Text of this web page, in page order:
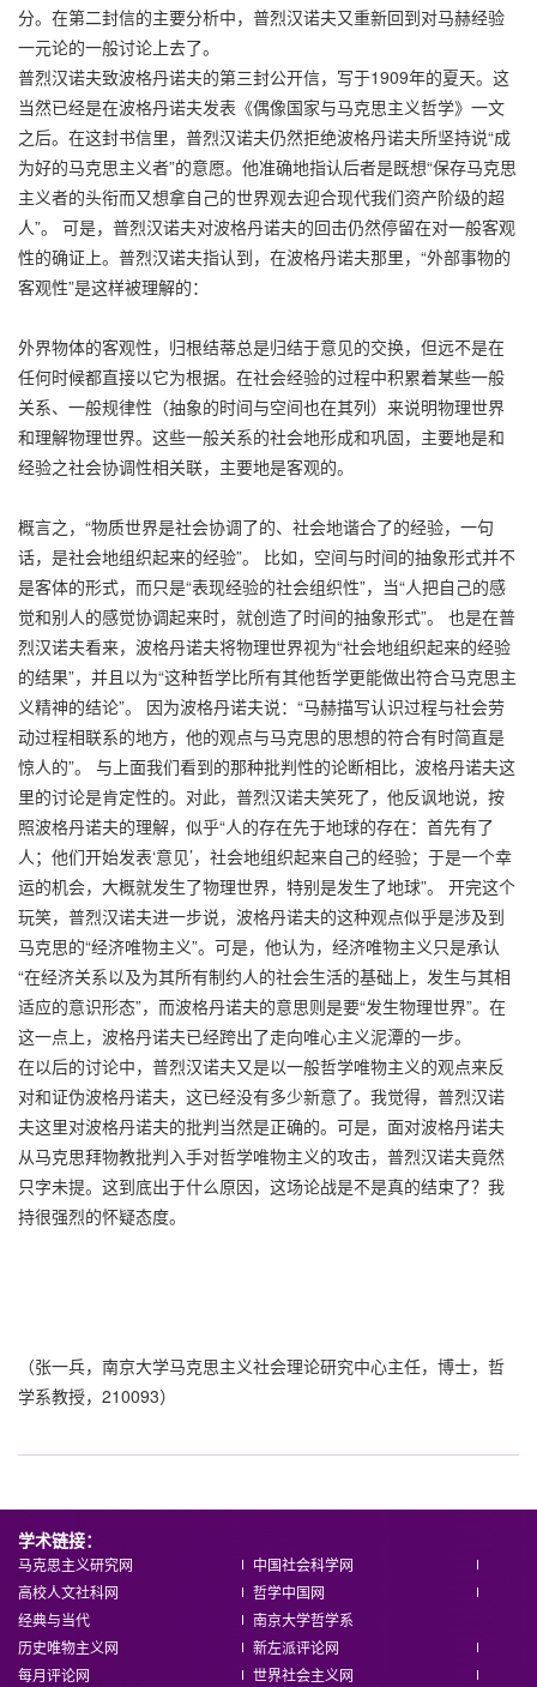
分。在第二封信的主要分析中，普烈汉诺夫又重新回到对马赫经验
一元论的一般讨论上去了。
普烈汉诺夫致波格丹诺夫的第三封公开信，写于1909年的夏天。这
当然已经是在波格丹诺夫发表《偶像国家与马克思主义哲学》一文
之后。在这封书信里，普烈汉诺夫仍然拒绝波格丹诺夫所坚持说“成
为好的马克思主义者”的意愿。他准确地指认后者是既想“保存马克思
主义者的头衔而又想拿自己的世界观去迎合现代我们资产阶级的超
人”。 可是，普烈汉诺夫对波格丹诺夫的回击仍然停留在对一般客观
性的确证上。普烈汉诺夫指认到，在波格丹诺夫那里，“外部事物的
客观性”是这样被理解的：
外界物体的客观性，归根结蒂总是归结于意见的交换，但远不是在
任何时候都直接以它为根据。在社会经验的过程中积累着某些一般
关系、一般规律性（抽象的时间与空间也在其列）来说明物理世界
和理解物理世界。这些一般关系的社会地形成和巩固，主要地是和
经验之社会协调性相关联，主要地是客观的。
概言之，“物质世界是社会协调了的、社会地谐合了的经验，一句
话，是社会地组织起来的经验”。 比如，空间与时间的抽象形式并不
是客体的形式，而只是“表现经验的社会组织性”，当“人把自己的感
觉和别人的感觉协调起来时，就创造了时间的抽象形式”。 也是在普
烈汉诺夫看来，波格丹诺夫将物理世界视为“社会地组织起来的经验
的结果”，并且以为“这种哲学比所有其他哲学更能做出符合马克思主
义精神的结论”。 因为波格丹诺夫说：“马赫描写认识过程与社会劳
动过程相联系的地方，他的观点与马克思的思想的符合有时简直是
惊人的”。 与上面我们看到的那种批判性的论断相比，波格丹诺夫这
里的讨论是肯定性的。对此，普烈汉诺夫笑死了，他反讽地说，按
照波格丹诺夫的理解，似乎“人的存在先于地球的存在：首先有了
人；他们开始发表‘意见’，社会地组织起来自己的经验；于是一个幸
运的机会，大概就发生了物理世界，特别是发生了地球”。 开完这个
玩笑，普烈汉诺夫进一步说，波格丹诺夫的这种观点似乎是涉及到
马克思的“经济唯物主义”。可是，他认为，经济唯物主义只是承认
“在经济关系以及为其所有制约人的社会生活的基础上，发生与其相
适应的意识形态”，而波格丹诺夫的意思则是要“发生物理世界”。在
这一点上，波格丹诺夫已经跨出了走向唯心主义泥潭的一步。
在以后的讨论中，普烈汉诺夫又是以一般哲学唯物主义的观点来反
对和证伪波格丹诺夫，这已经没有多少新意了。我觉得，普烈汉诺
夫这里对波格丹诺夫的批判当然是正确的。可是，面对波格丹诺夫
从马克思拜物教批判入手对哲学唯物主义的攻击，普烈汉诺夫竟然
只字未提。这到底出于什么原因，这场论战是不是真的结束了？我
持很强烈的怀疑态度。
（张一兵，南京大学马克思主义社会理论研究中心主任，博士，哲
学系教授，210093）
学术链接：
马克思主义研究网
中国社会科学网
高校人文社科网
哲学中国网
经典与当代
南京大学哲学系
历史唯物主义网
新左派评论网
每月评论网
世界社会主义网